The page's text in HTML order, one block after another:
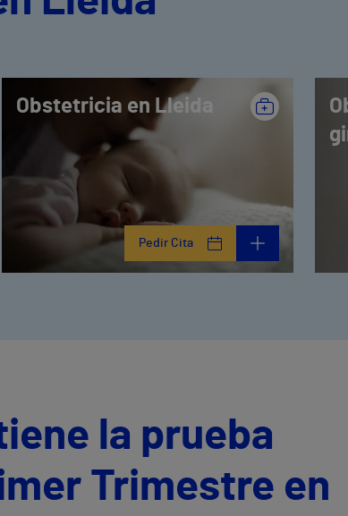
Obstetricia en Lleida
Pedir Cita
la prueba
Trimestre en